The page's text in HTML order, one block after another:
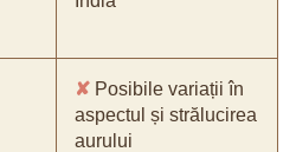
✘ Posibile variații în
aspectul și strălucirea
aurului